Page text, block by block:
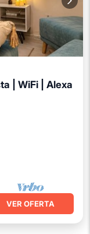
| WiFi | Alexa
VER OFERTA